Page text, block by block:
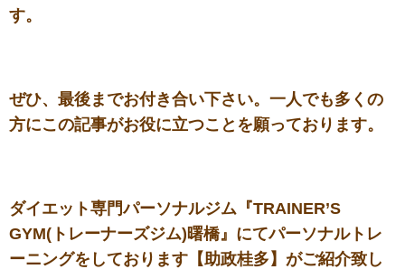
す。
ぜひ、最後までお付き合い下さい。一人でも多くの
方にこの記事がお役に立つことを願っております。
ダイエット専門パーソナルジム『TRAINER’S
GYM(トレーナーズジム)曙橋』にてパーソナルトレ
ーニングをしております【助政桂多】がご紹介致し